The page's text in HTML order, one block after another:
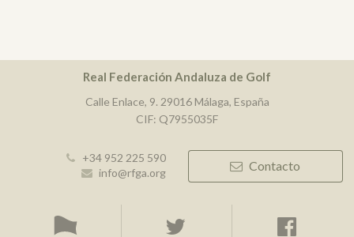
Real Federación Andaluza de Golf
Calle Enlace, 9. 29016 Málaga, España
CIF: Q7955035F
+34 952 225 590
info@rfga.org
Contacto